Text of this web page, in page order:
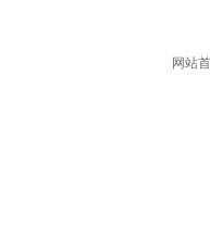
网站